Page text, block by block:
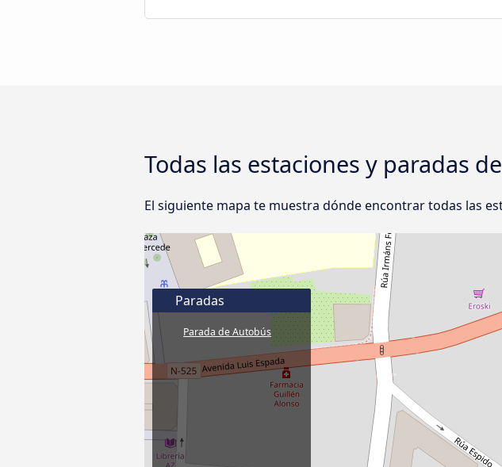
Todas las estaciones y paradas
El siguiente mapa te muestra dónde encontrar todas las
Paradas
Parada de Autobús